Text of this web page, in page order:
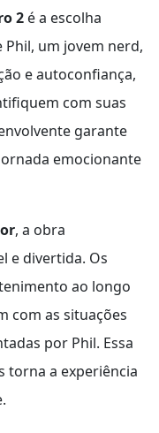
2 é a escolha
um jovem nerd,
e autoconfiança,
com suas
garante
emocionante
, a obra
e divertida. Os
ao longo
com as situações
por Phil. Essa
torna a experiência